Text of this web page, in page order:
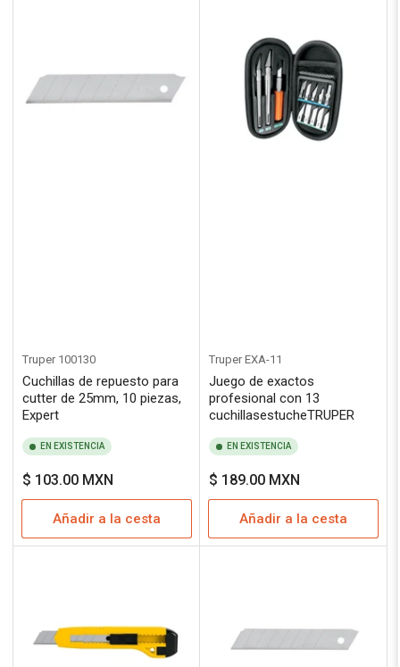
Truper 100130
Cuchillas de repuesto para
cutter de 25mm, 10 piezas,
Expert
EN EXISTENCIA
Precio
regular
$ 103.00 MXN
Añadir a la cesta
Truper EXA-11
Juego de exactos
profesional con 13
cuchillasestucheTRUPER
EN EXISTENCIA
Precio
regular
$ 189.00 MXN
Añadir a la cesta